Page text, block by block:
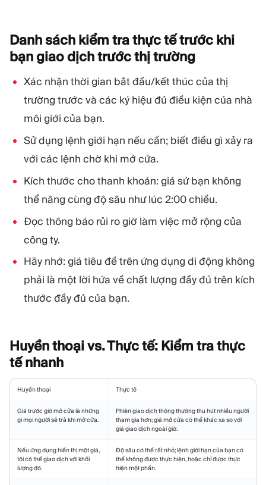
Danh sách kiểm tra thực tế trước khi
bạn giao dịch trước thịtrường
Xác nhận thời gian bắt đầu/kết thúc của thị
trường trước và các ký hiệu đủ điều kiện của nhà
môi giới của bạn.
Sử dụng lệnh giới hạn nếu cần; biết điều gì xảy ra
với các lệnh chờ khi mở cửa.
Kích thước cho thanh khoản: giả sử bạn không
thể nâng cùng độ sâu như lúc 2:00 chiều.
Đọc thông báo rủi ro giờ làm việc mở rộng của
công ty.
Hãy nhớ: giá tiêu đề trên ứng dụng di động không
phải là một lời hứa về chất lượng đầy đủ trên kích
thước đầy đủ của bạn.
Huyền thoại vs. Thực tế: Kiểm tra thực
tếnhanh
Huyền thoại Thực tế
Giá trước giờ mở cửa là những
gì mọi người sẽ trả khi mở cửa.
Phiên giao dịch thông thường thu hút nhiều người
tham gia hơn; giá mở cửa có thể khác xa so với
giá giao dịch ngoài giờ.
Nếu ứng dụng hiển thị một giá,
tôi có thể giao dịch với khối
lượng đó.
Độ sâu có thể rất nhỏ; lệnh giới hạn của bạn có
thể không được thực hiện, hoặc chỉ được thực
hiện một phần.